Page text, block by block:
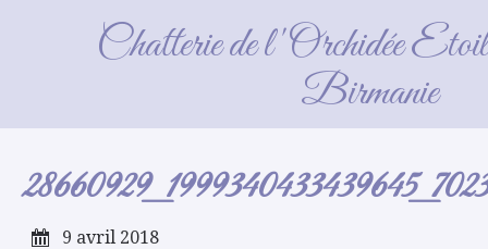
Chatterie de l'Orchidée
Birmanie
9 avril 2018